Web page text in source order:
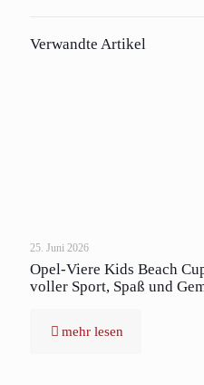
Verwandte Artikel
25. Juni 2026
Opel-Viere Kids Beach
voller Sport, Spaß und
mehr lesen